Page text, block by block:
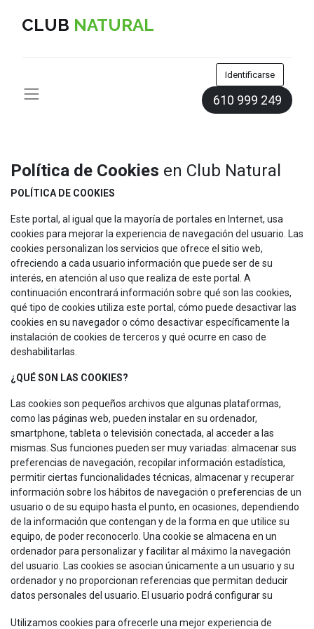
CLUB NATURAL
Identificarse
610 999 249
Política de Cookies en Club Natural
POLÍTICA DE COOKIES
Este portal, al igual que la mayoría de portales en Internet, usa
cookies para mejorar la experiencia de navegación del usuario. Las
cookies personalizan los servicios que ofrece el sitio web,
ofreciendo a cada usuario información que puede ser de su
interés, en atención al uso que realiza de este portal. A
continuación encontrará información sobre qué son las cookies,
qué tipo de cookies utiliza este portal, cómo puede desactivar las
cookies en su navegador o cómo desactivar específicamente la
instalación de cookies de terceros y qué ocurre en caso de
deshabilitarlas.
¿QUÉ SON LAS COOKIES?
Las cookies son pequeños archivos que algunas plataformas,
como las páginas web, pueden instalar en su ordenador,
smartphone, tableta o televisión conectada, al acceder a las
mismas. Sus funciones pueden ser muy variadas: almacenar sus
preferencias de navegación, recopilar información estadística,
permitir ciertas funcionalidades técnicas, almacenar y recuperar
información sobre los hábitos de navegación o preferencias de un
usuario o de su equipo hasta el punto, en ocasiones, dependiendo
de la información que contengan y de la forma en que utilice su
equipo, de poder reconocerlo. Una cookie se almacena en un
ordenador para personalizar y facilitar al máximo la navegación
del usuario. Las cookies se asocian únicamente a un usuario y su
ordenador y no proporcionan referencias que permitan deducir
datos personales del usuario. El usuario podrá configurar su
cookies enviadas por el sitio web.
Utilizamos cookies para ofrecerle una mejor experiencia de